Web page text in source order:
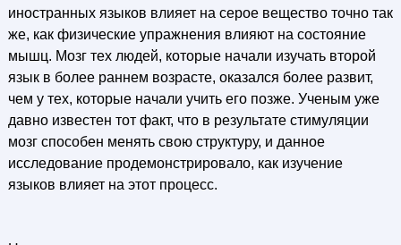
иностранных языков влияет на серое вещество точно так
же, как физические упражнения влияют на состояние
мышц. Мозг тех людей, которые начали изучать второй
язык в более раннем возрасте, оказался более развит,
чем у тех, которые начали учить его позже. Ученым уже
давно известен тот факт, что в результате стимуляции
мозг способен менять свою структуру, и данное
исследование продемонстрировало, как изучение
языков влияет на этот процесс.